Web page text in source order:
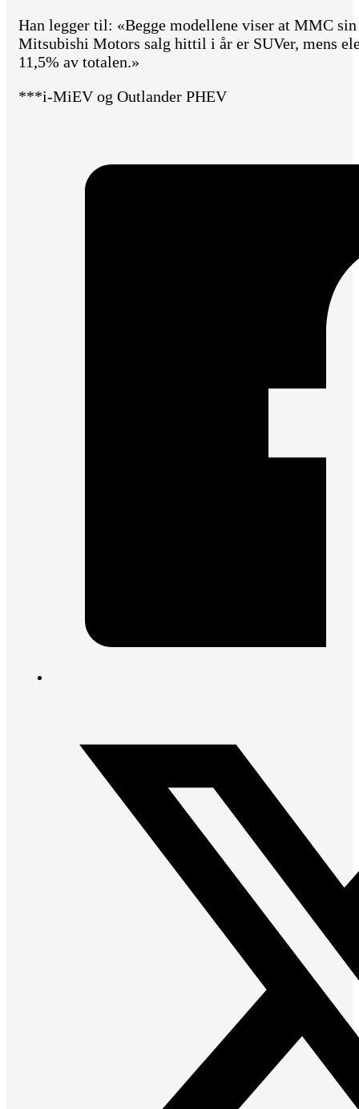
Han legger til: «Begge modellene viser at MMC
Mitsubishi Motors salg hittil i år er SUVer, mens
11,5% av totalen.»
***i-MiEV og Outlander PHEV